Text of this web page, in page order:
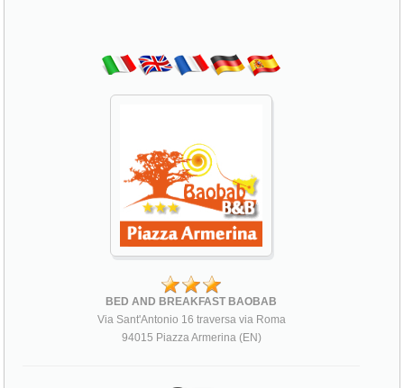
BED AND BREAKFAST BAOBAB
Via Sant'Antonio 16 traversa via Roma
94015 Piazza Armerina (EN)